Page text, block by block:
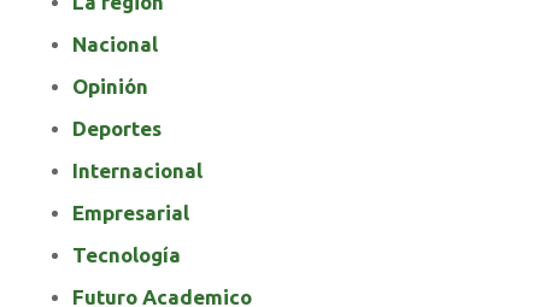
Nacional
Opinión
Deportes
Internacional
Empresarial
Tecnología
Futuro Academico